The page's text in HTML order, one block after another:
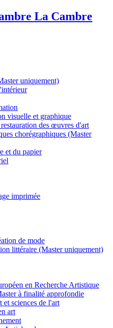
La Cambre
uniquement)
visuelle et graphique
des œuvres d'art
chorégraphiques (Master
et du papier
imprimée
de mode
littéraire (Master uniquement)
en Recherche Artistique
à finalité approfondie
et sciences de l'art
art